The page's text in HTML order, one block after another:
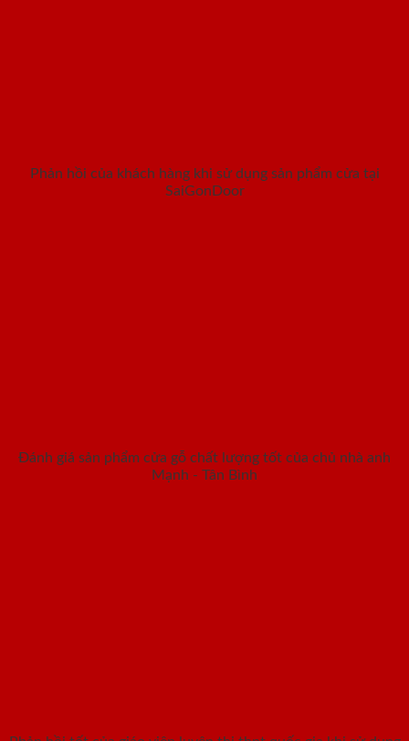
Phản hồi của khách hàng khi sử dụng sản phẩm cửa tại
SaiGonDoor
Đánh giá sản phẩm cửa gỗ chất lượng tốt của chủ nhà anh
Mạnh - Tân Bình